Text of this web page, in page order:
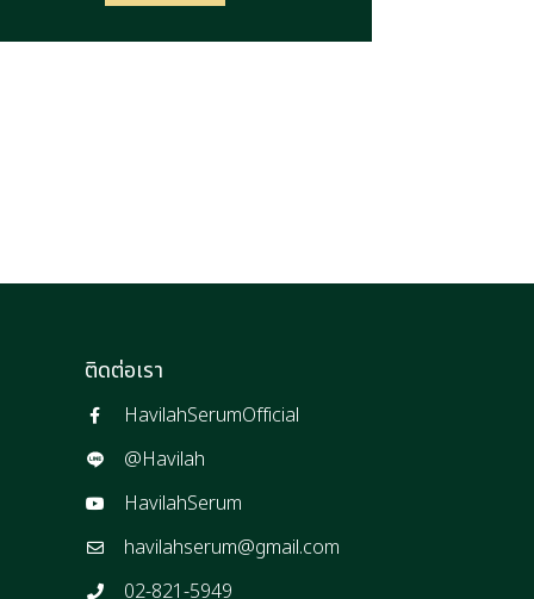
ติดต่อเรา
HavilahSerumOfficial
@Havilah
HavilahSerum
havilahserum@gmail.com
02-821-5949